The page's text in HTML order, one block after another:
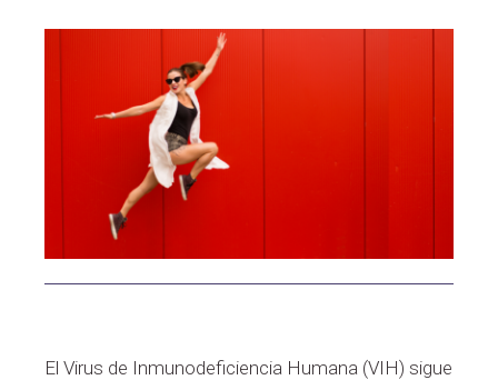
El Virus de Inmunodeficiencia Humana (VIH) sigue